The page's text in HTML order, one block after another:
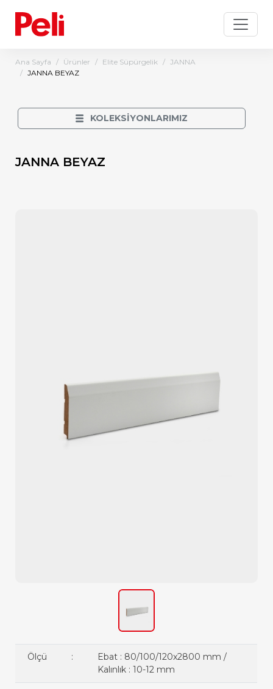
Ana Sayfa Ürünler Elite Süpürgelik
JANNA
JANNA BEYAZ
KOLEKSİYONLARIMIZ
JANNA BEYAZ
Ölçü :
Ebat : 80/100/120x2800 mm /
Kalınlık : 10-12 mm